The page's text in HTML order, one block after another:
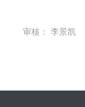
审核： 李景凯